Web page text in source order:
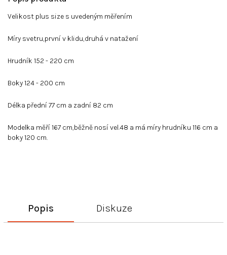
Velikost plus size s uvedeným měřením
Míry svetru,první v klidu,druhá v natažení
Hrudník 152 - 220 cm
Boky 124 - 200 cm
Délka přední 77 cm a zadní 82 cm
Modelka měří 167 cm,běžně nosí vel.48 a má míry hrudníku 116 cm a
boky 120 cm.
Popis Diskuze